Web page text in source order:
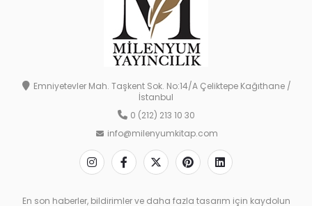
Emniyetevler Mah. Taşkent Sok. No:14/A Çeliktepe Kağıthane /
İstanbul
0 (212) 213 10 30
info@milenyumkitap.com
En son haberler, bildirimler ve daha fazla tasarım için kaydolun